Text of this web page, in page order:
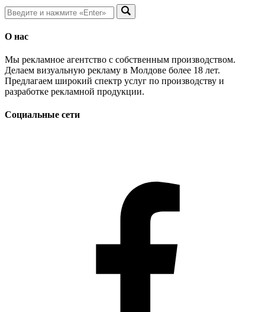
О нас
Мы рекламное агентство с собственным производством.
Делаем визуальную рекламу в Молдове более 18 лет.
Предлагаем широкий спектр услуг по производству и
разработке рекламной продукции.
Социальные сети